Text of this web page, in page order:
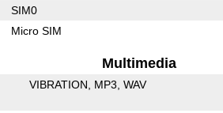
SIM0
Micro SIM
Multimedia
VIBRATION MP3 WAV